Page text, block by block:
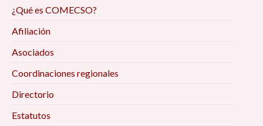
¿Qué es COMECSO?
Afiliación
Asociados
Coordinaciones regionales
Directorio
Estatutos